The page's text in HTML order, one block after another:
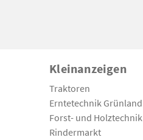
Kleinanzeigen
Traktoren
Erntetechnik Grünland
Forst- und Holztechnik
Rindermarkt